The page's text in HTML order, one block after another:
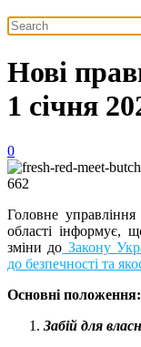
Нові
1 січня
0
Головне
області інформує,
зміни до Закону
до безпечності та
Основні положення:
Забій для